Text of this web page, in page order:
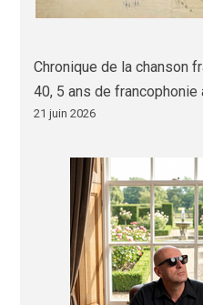
Chronique de la chanson
40, 5 ans de
21 juin 2026